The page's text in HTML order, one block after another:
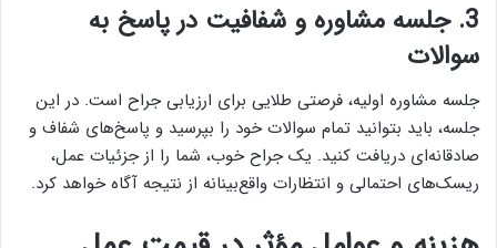
3. جلسه مشاوره و شفافیت در پاسخ به
سوالات
جلسه مشاوره اولیه، فرصتی طلایی برای ارزیابی جراح است. در این
جلسه، باید بتوانید تمام سوالات خود را بپرسید و پاسخ‌های شفاف و
صادقانه‌ای دریافت کنید. یک جراح خوب، شما را از جزئیات عمل،
ریسک‌های احتمالی و انتظارات واقع‌بینانه از نتیجه آگاه خواهد کرد.